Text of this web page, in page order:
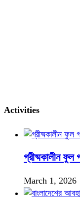
Activities
গ্রীষ্মকালীন
March 1, 2026